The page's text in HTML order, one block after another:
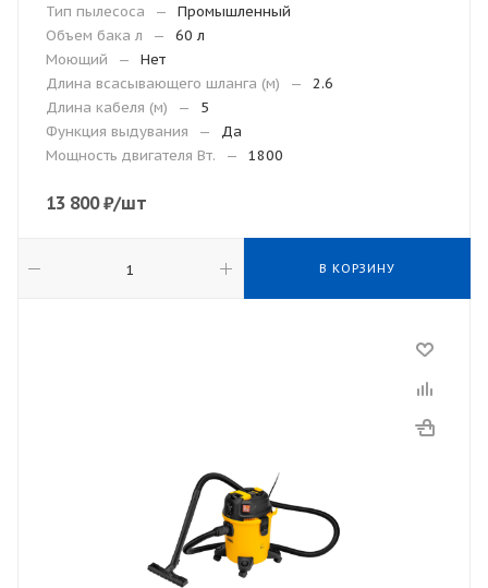
Тип пылесоса
—
Промышленный
Объем бака л
—
60 л
Моющий
—
Нет
Длина всасывающего шланга (м)
—
2.6
Длина кабеля (м)
—
5
Функция выдувания
—
Да
Мощность двигателя Вт.
— 1800
13 800₽/шт
В КОРЗИНУ